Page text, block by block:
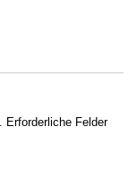
Erforderliche Felder